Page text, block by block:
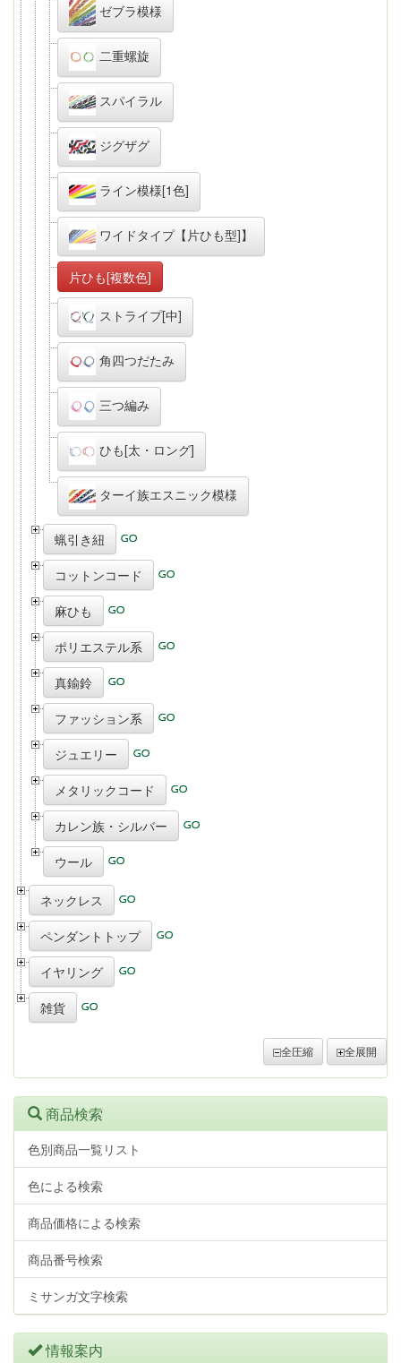
ゼブラ模様
二重螺旋
スパイラル
ジグザグ
ライン模様[1色]
ワイドタイプ【片ひも型]】
片ひも[複数色]
ストライプ[中]
角四つだたみ
三つ編み
ひも[太・ロング]
ターイ族エスニック模様
蝋引き紐
コットンコード
麻ひも
ポリエステル系
真鍮鈴
ファッション系
ジュエリー
メタリックコード
カレン族・シルバー
ウール
ネックレス
ペンダントトップ
イヤリング
雑貨
全圧縮 全展開
商品検索
色別商品一覧リスト
色による検索
商品価格による検索
商品番号検索
ミサンガ文字検索
情報案内